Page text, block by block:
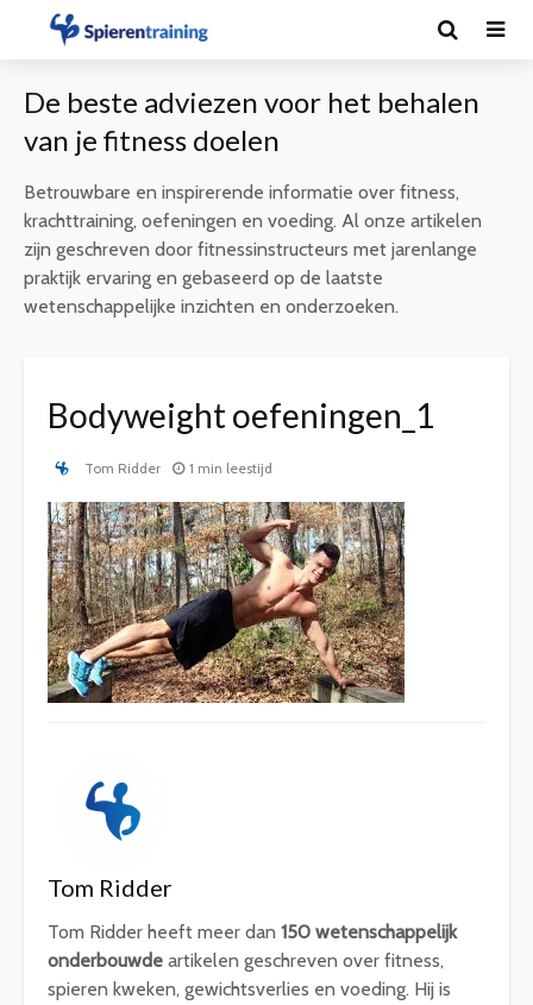
De beste adviezen voor het behalen
van je fitness doelen
Betrouwbare en inspirerende informatie over fitness,
krachttraining, oefeningen en voeding. Al onze artikelen
zijn geschreven door fitnessinstructeurs met jarenlange
praktijk ervaring en gebaseerd op de laatste
wetenschappelijke inzichten en onderzoeken.
Bodyweight oefeningen_1
Tom Ridder 1 min leestijd
Tom Ridder
Tom Ridder heeft meer dan 150 wetenschappelijk
onderbouwde artikelen geschreven over fitness,
spieren kweken, gewichtsverlies en voeding. Hij is